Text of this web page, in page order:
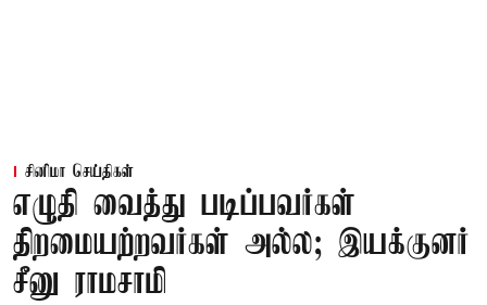
சினிமா செய்திகள்
எழுதி வைத்து படிப்பவர்கள்
திறமையற்றவர்கள் அல்ல; இயக்குனர்
சீனு ராமசாமி